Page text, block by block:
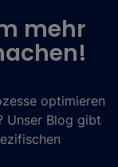
mehr
optimieren
Unser Blog gibt